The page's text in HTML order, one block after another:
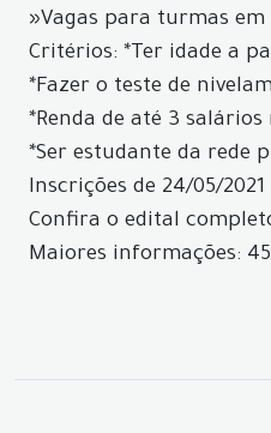
»Vagas para turmas
Critérios: *Ter idade a
*Fazer o teste de
*Renda de até 3 salários
*Ser estudante da rede
Inscrições de 24/05/2021
Confira o edital
Maiores informações: